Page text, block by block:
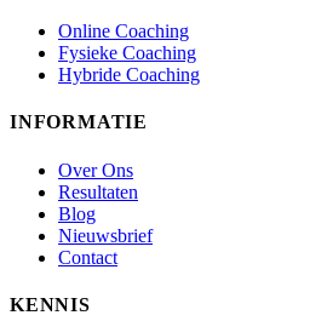
Online Coaching
Fysieke Coaching
Hybride Coaching
INFORMATIE
Over Ons
Resultaten
Blog
Nieuwsbrief
Contact
KENNIS